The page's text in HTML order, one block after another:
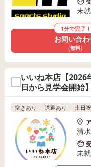
未
1分で完了！
お問い合わ
（無料）
いいね本店【2026
日から見学会開始】
空きあり 送迎あり 土日
清
未